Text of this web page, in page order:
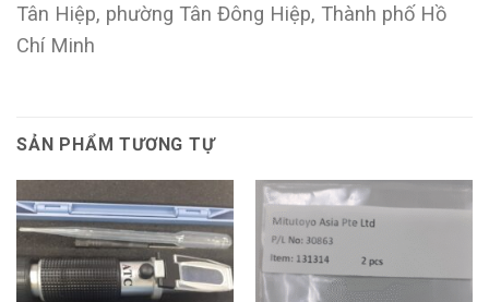
Tân Hiệp, phường Tân Đông Hiệp, Thành phố Hồ
Chí Minh
SẢN PHẨM TƯƠNG TỰ